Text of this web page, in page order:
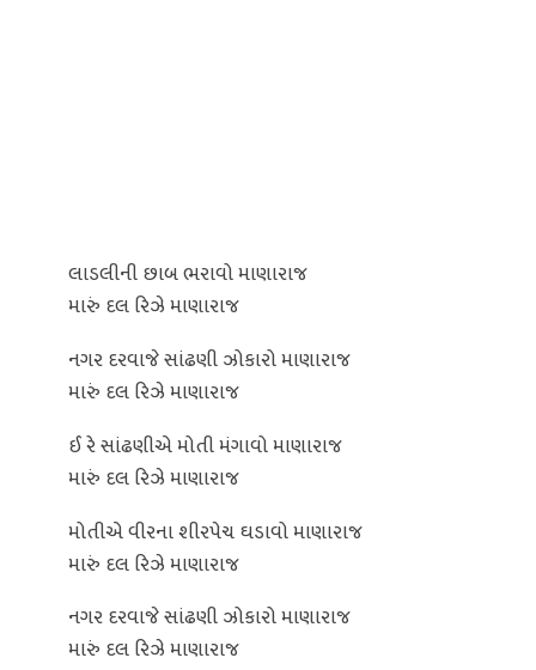
લાડલીની છાબ ભરાવો માણારાજ
મારું દલ રિઝે માણારાજ
નગર દરવાજે સાંઢણી ઝોકારો માણારાજ
મારું દલ રિઝે માણારાજ
ઈ રે સાંઢણીએ મોતી મંગાવો માણારાજ
મારું દલ રિઝે માણારાજ
મોતીએ વીરના શીરપેચ ઘડાવો માણારાજ
મારું દલ રિઝે માણારાજ
નગર દરવાજે સાંઢણી ઝોકારો માણારાજ
મારું દલ રિઝે માણારાજ